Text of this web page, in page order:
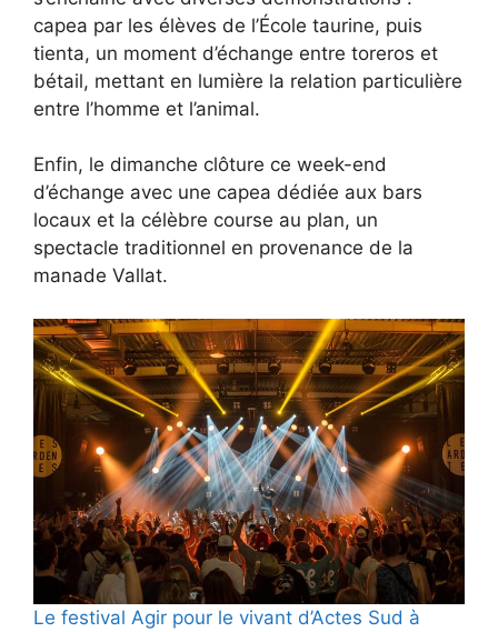
capea par les élèves de l’École taurine, puis
tienta, un moment d’échange entre toreros et
bétail, mettant en lumière la relation particulière
entre l’homme et l’animal.
Enfin, le dimanche clôture ce week-end
d’échange avec une capea dédiée aux bars
locaux et la célèbre course au plan, un
spectacle traditionnel en provenance de la
manade Vallat.
Le festival Agir pour le vivant d’Actes Sud à